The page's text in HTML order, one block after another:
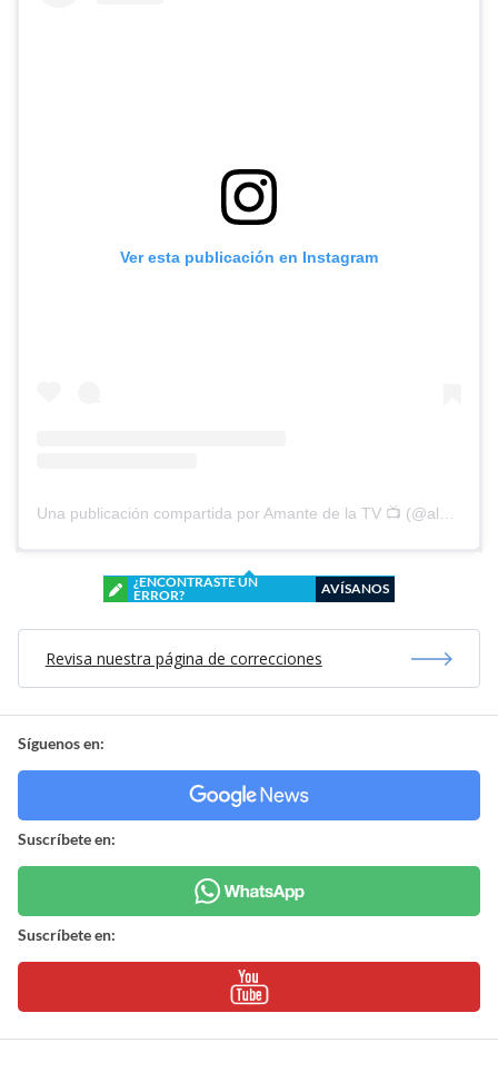
Ver esta publicación en Instagram
Una publicación compartida por Amante de la TV 📺 (@alguien_te_observa)
¿ENCONTRASTE UN
ERROR?
AVÍSANOS
Revisa nuestra página de correcciones
Síguenos en:
Suscríbete en:
Suscríbete en: